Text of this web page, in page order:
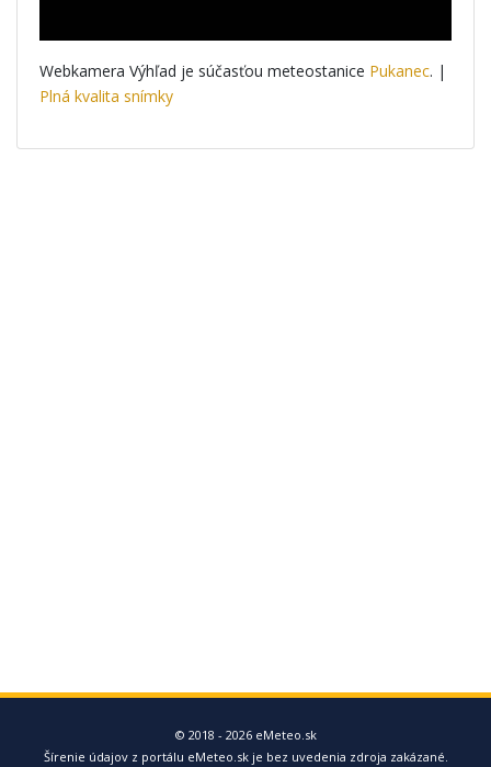
Webkamera Výhľad je súčasťou meteostanice Pukanec. |
Plná kvalita snímky
© 2018 - 2026 eMeteo.sk
Šírenie údajov z portálu eMeteo.sk je bez uvedenia zdroja zakázané.